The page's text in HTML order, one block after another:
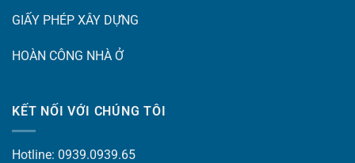
GIẤY PHÉP XÂY DỰNG
HOÀN CÔNG NHÀ Ở
KẾT NỐI VỚI CHÚNG TÔI
Hotline: 0939.0939.65